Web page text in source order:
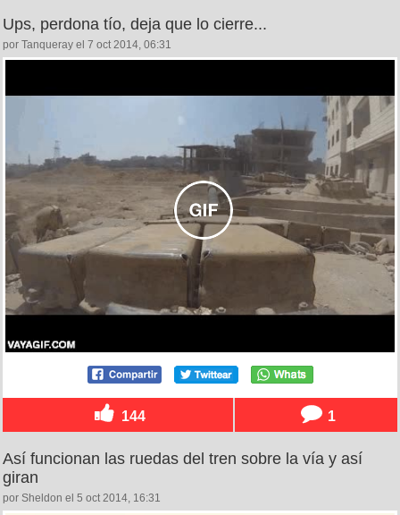
Ups, perdona tío, deja que lo cierre...
por Tanqueray el 7 oct 2014, 06:31
144 1
Así funcionan las ruedas del tren sobre la vía y así
giran
por Sheldon el 5 oct 2014, 16:31